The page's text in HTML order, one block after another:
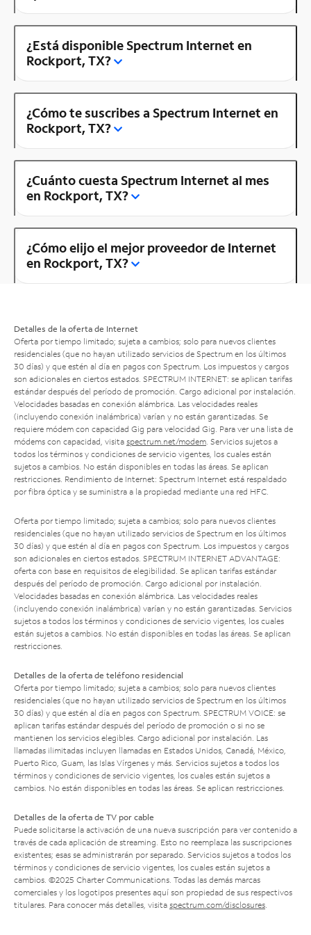
¿Está disponible Spectrum Internet en
Rockport, TX?
¿Cómo te suscribes a Spectrum Internet en
Rockport, TX?
¿Cuánto cuesta Spectrum Internet al mes
en Rockport, TX?
¿Cómo elijo el mejor proveedor de Internet
en Rockport, TX?
Detalles de la oferta de Internet
Oferta por tiempo limitado; sujeta a cambios; solo para nuevos clientes
residenciales (que no hayan utilizado servicios de Spectrum en los últimos
30 días) y que estén al día en pagos con Spectrum. Los impuestos y cargos
son adicionales en ciertos estados. SPECTRUM INTERNET: se aplican tarifas
estándar después del período de promoción. Cargo adicional por instalación.
Velocidades basadas en conexión alámbrica. Las velocidades reales
(incluyendo conexión inalámbrica) varían y no están garantizadas. Se
requiere módem con capacidad Gig para velocidad Gig. Para ver una lista de
módems con capacidad, visita spectrum.net/modem . Servicios sujetos a
todos los términos y condiciones de servicio vigentes, los cuales están
sujetos a cambios. No están disponibles en todas las áreas. Se aplican
restricciones. Rendimiento de Internet: Spectrum Internet está respaldado
por fibra óptica y se suministra a la propiedad mediante una red HFC.
Oferta por tiempo limitado; sujeta a cambios; solo para nuevos clientes
residenciales (que no hayan utilizado servicios de Spectrum en los últimos
30 días) y que estén al día en pagos con Spectrum. Los impuestos y cargos
son adicionales en ciertos estados. SPECTRUM INTERNET ADVANTAGE:
oferta con base en requisitos de elegibilidad. Se aplican tarifas estándar
después del período de promoción. Cargo adicional por instalación.
Velocidades basadas en conexión alámbrica. Las velocidades reales
(incluyendo conexión inalámbrica) varían y no están garantizadas. Servicios
sujetos a todos los términos y condiciones de servicio vigentes, los cuales
están sujetos a cambios. No están disponibles en todas las áreas. Se aplican
restricciones.
Detalles de la oferta de teléfono residencial
Oferta por tiempo limitado; sujeta a cambios; solo para nuevos clientes
residenciales (que no hayan utilizado servicios de Spectrum en los últimos
30 días) y que estén al día en pagos con Spectrum. SPECTRUM VOICE: se
aplican tarifas estándar después del período de promoción o si no se
mantienen los servicios elegibles. Cargo adicional por instalación. Las
llamadas ilimitadas incluyen llamadas en Estados Unidos, Canadá, México,
Puerto Rico, Guam, las Islas Vírgenes y más. Servicios sujetos a todos los
términos y condiciones de servicio vigentes, los cuales están sujetos a
cambios. No están disponibles en todas las áreas. Se aplican restricciones.
Detalles de la oferta de TV por cable
Puede solicitarse la activación de una nueva suscripción para ver contenido a
través de cada aplicación de streaming. Esto no reemplaza las suscripciones
existentes; esas se administrarán por separado. Servicios sujetos a todos los
términos y condiciones de servicio vigentes, los cuales están sujetos a
cambios. ©2025 Charter Communications. Todas las demás marcas
comerciales y los logotipos presentes aquí son propiedad de sus respectivos
titulares. Para conocer más detalles, visita spectrum.com/disclosures